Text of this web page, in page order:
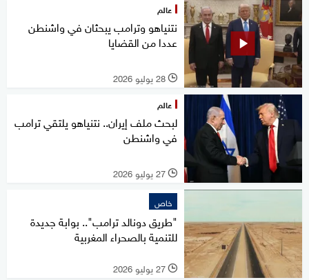
عالم
نتنياهو وترامب يبحثان في واشنطن
عددا من القضايا
l 28 يوليو 2026
عالم
لبحث ملف إيران.. نتنياهو يلتقي ترامب
في واشنطن
l 27 يوليو 2026
خاص
"طريق دونالد ترامب".. بوابة جديدة
للتنمية بالصحراء المغربية
l 27 يوليو 2026